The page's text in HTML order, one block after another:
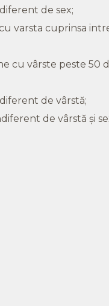
de sex;
varsta cuprinsa
cu vârste peste 50
de vârstă;
de vârstă şi